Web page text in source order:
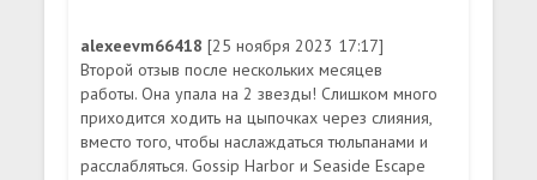
alexeevm66418[25 ноября 2023 17:17]
Второй отзыв после нескольких месяцев
работы. Она упала на 2 звезды! Слишком много
приходится ходить на цыпочках через слияния,
вместо того, чтобы наслаждаться тюльпанами и
расслабляться. Gossip Harbor и Seaside Escape